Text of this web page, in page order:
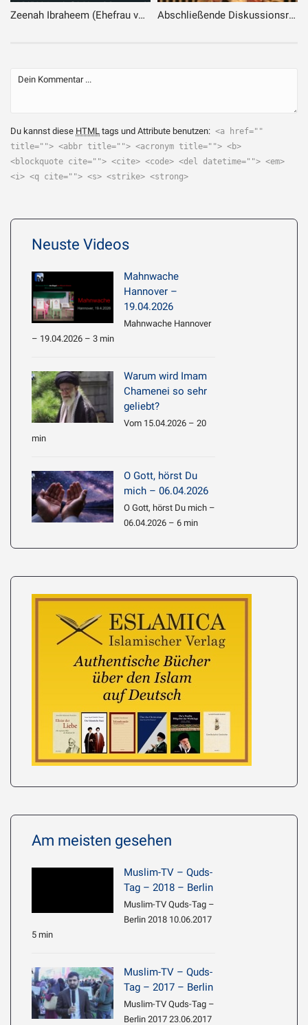
Zeenah Ibraheem (Ehefrau von Scheich Zakzaky) bei ihrem Besuch in der Islamischen Republik Iran Abschließende Diskussionsrunde und Interviews in der Veranstaltung „Warum hat Gott uns erschaffen“
Du kannst diese HTML tags und Attribute benutzen: <a href=""
title=""> <abbr title=""> <acronym title=""> <b>
<blockquote cite=""> <cite> <code> <del datetime=""> <em>
<i> <q cite=""> <s> <strike> <strong>
Neuste Videos
Mahnwache
Hannover –
19.04.2026
Mahnwache Hannover
– 19.04.2026 – 3 min
Warum wird Imam
Chamenei so sehr
geliebt?
Vom 15.04.2026 – 20
min
O Gott, hörst Du
mich – 06.04.2026
O Gott, hörst Du mich –
06.04.2026 – 6 min
Am meisten gesehen
Muslim-TV – Quds-
Tag – 2018 – Berlin
Muslim-TV Quds-Tag –
Berlin 2018 10.06.2017
5 min
Muslim-TV – Quds-
Tag – 2017 – Berlin
Muslim-TV Quds-Tag –
Berlin 2017 23.06.2017